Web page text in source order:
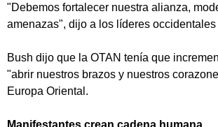
"Debemos fortalecer nuestra alianza,
amenazas", dijo a los líderes
Bush dijo que la OTAN tenía que
"abrir nuestros brazos y nuestros
Europa Oriental.